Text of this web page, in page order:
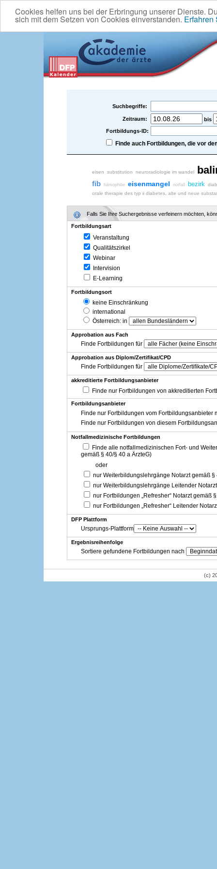
Cookies helfen uns bei der Erbringung unserer Dienste.
sich mit dem Setzen von Cookies einverstanden. Erfahren
Suchbegriffe:
Zeitraum:
bis
Fortbildungs-ID:
Finde auch Fortbildungen, die vor
eisen substitution neuroradiologie im wandel
fib hämophilie eisenmangel notfall bezirk
orale therapie des typ ii diabetes, alte und neue
Falls Sie Ihre Suchergebnisse verfeinern möchten,
Fortbildungsart
Veranstaltung
Qualitätszirkel
Webinar
Intervision
E-Learning
Fortbildungsort
keine Einschränkung
international
Österreich: in
Approbation aus Fach
Finde Fortbildungen für
Approbation aus Diplom/Zertifikat/CPD
Finde Fortbildungen für
akkreditierte Fortbildungsanbieter
Finde nur Fortbildungen von akkreditierten
Fortbildungsanbieter
Finde nur Fortbildungen vom Fortbildungsanbieter
Finde nur Fortbildungen von diesem
Notfallmedizinische Fortbildungen
Finde alle notfallmedizinischen Fort- und
gemäß § 40/§ 40 a ÄrzteG)
oder
nur Weiterbildungslehrgänge Notarzt gemäß §
nur Weiterbildungslehrgänge Leitender
nur Fortbildungen „Refresher“ Notarzt gemäß
nur Fortbildungen „Refresher“ Leitender
DFP Plattform
Ursprungs-Plattform
Ergebnisreihenfolge
Sortiere gefundene Fortbildungen nach
(c)